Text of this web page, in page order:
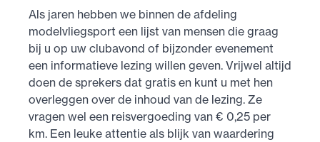
Als jaren hebben we binnen de afdeling
modelvliegsport een lijst van mensen die graag
bij u op uw clubavond of bijzonder evenement
een informatieve lezing willen geven. Vrijwel altijd
doen de sprekers dat gratis en kunt u met hen
overleggen over de inhoud van de lezing. Ze
vragen wel een reisvergoeding van € 0,25 per
km. Een leuke attentie als blijk van waardering